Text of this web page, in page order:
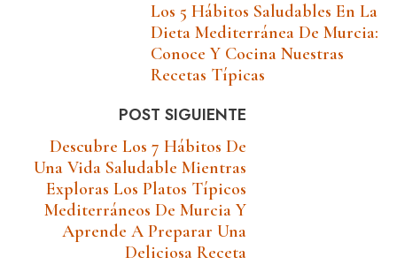
Los 5 Hábitos Saludables En La
Dieta Mediterránea De Murcia:
Conoce Y Cocina Nuestras
Recetas Típicas
POST SIGUIENTE
Descubre Los 7 Hábitos De
Una Vida Saludable Mientras
Exploras Los Platos Típicos
Mediterráneos De Murcia Y
Aprende A Preparar Una
Deliciosa Receta